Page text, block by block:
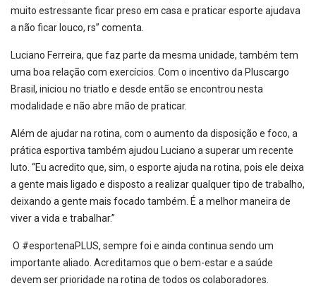
muito estressante ficar preso em casa e praticar esporte ajudava
a não ficar louco, rs” comenta.
Luciano Ferreira, que faz parte da mesma unidade, também tem
uma boa relação com exercícios. Com o incentivo da Pluscargo
Brasil, iniciou no triatlo e desde então se encontrou nesta
modalidade e não abre mão de praticar.
Além de ajudar na rotina, com o aumento da disposição e foco, a
prática esportiva também ajudou Luciano a superar um recente
luto. “Eu acredito que, sim, o esporte ajuda na rotina, pois ele deixa
a gente mais ligado e disposto a realizar qualquer tipo de trabalho,
deixando a gente mais focado também. É a melhor maneira de
viver a vida e trabalhar.”
O #esportenaPLUS, sempre foi e ainda continua sendo um
importante aliado. Acreditamos que o bem-estar e a saúde
devem ser prioridade na rotina de todos os colaboradores.